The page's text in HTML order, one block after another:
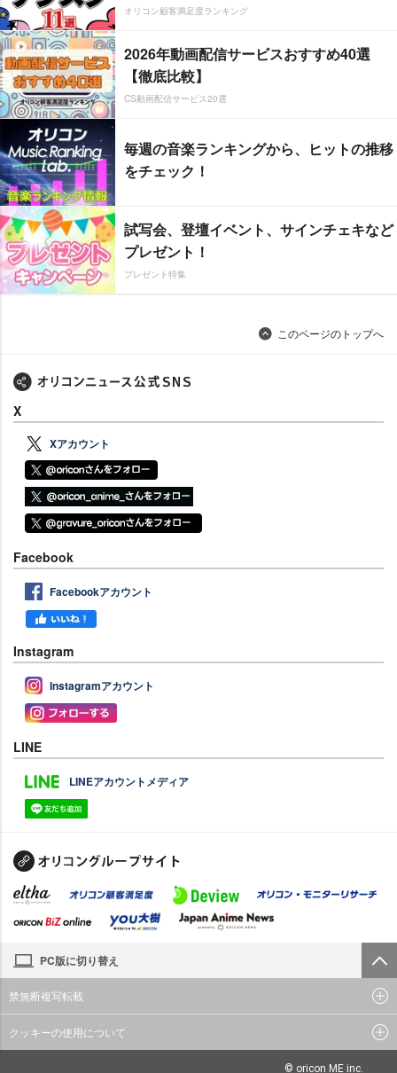
オリコン顧客満足度ランキング
2026年動画配信サービスおすすめ40選
【徹底比較】
CS動画配信サービス20選
毎週の音楽ランキングから、ヒットの推移
をチェック！
試写会、登壇イベント、サインチェキなど
プレゼント！
プレゼント特集
このページのトップへ
X
Xアカウント
Facebook
Facebookアカウント
Instagram
Instagramアカウント
LINE
LINEアカウントメディア
PC版に切り替え
禁無断複写転載
クッキーの使用について
© oricon ME inc.